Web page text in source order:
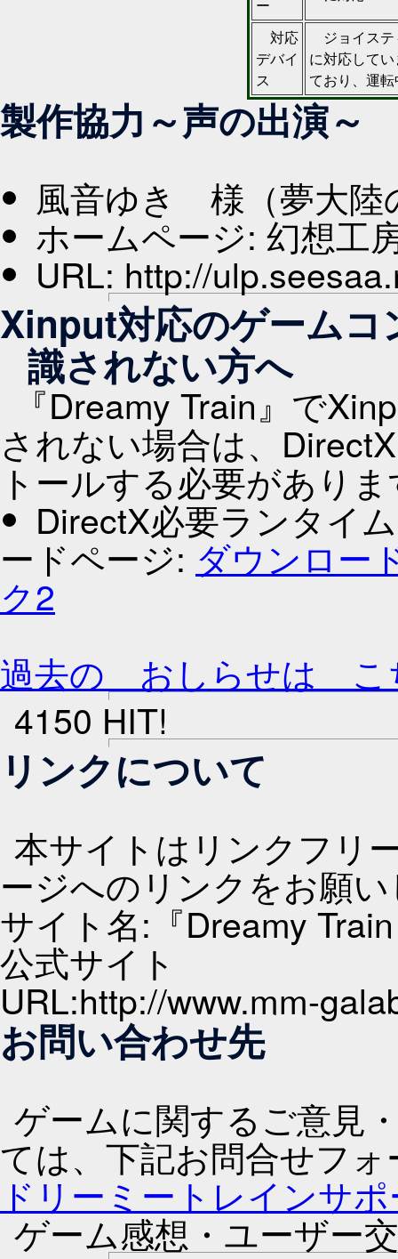
ー
対応
デバイ
ス
ジョイス
に対応して
ており、運
製作協力～声の出演～
風音ゆき 様（夢大陸
ホームページ: 幻想工
URL: http://
Xinput対応のゲームコ
識されない方へ
『Dreamy Train』で
されない場合は、
トールする必要があり
DirectX必要ランタイ
ードページ: ダウンロー
ク2
過去の おしらせは こ
4150 HIT!
リンクについて
本サイトはリンクフリ
ージへのリンクをお願
サイト名:『Dreamy
公式サイト
URL:http://www.mm-
お問い合わせ先
ゲームに関するご意見
ては、下記お問合せフ
ドリーミートレインサ
ゲーム感想・ユーザー